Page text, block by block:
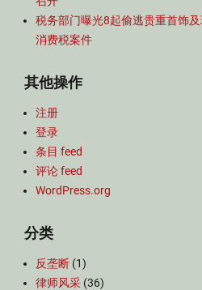
税务部门曝光8起偷逃贵重首饰
消费税案件
其他操作
注册
登录
条目 feed
评论 feed
WordPress.org
分类
反垄断 (1)
律师风采 (36)